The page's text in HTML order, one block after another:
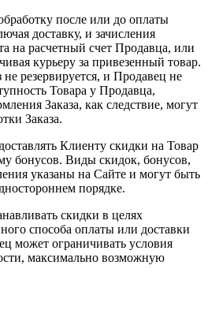
после или до оплаты
доставку, и зачисления
на расчетный счет Продавца, или
курьеру за привезенный товар.
резервируется, и Продавец не
Товара у Продавца,
Заказа, как следствие, могут
Заказа.
Клиенту скидки на Товар
бонусов. Виды скидок, бонусов,
указаны на Сайте и могут быть
порядке.
скидки в целях
способа оплаты или доставки
может ограничивать условия
максимально возможную